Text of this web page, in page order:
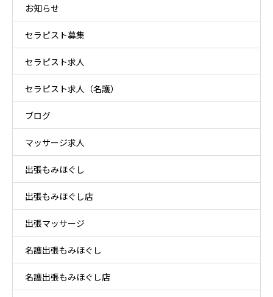
お知らせ
セラピスト募集
セラピスト求人
セラピスト求人（名護）
ブログ
マッサージ求人
出張もみほぐし
出張もみほぐし店
出張マッサージ
名護出張もみほぐし
名護出張もみほぐし店